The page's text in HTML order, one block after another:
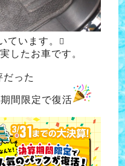
ています。 
したお車です。
だった
間限定で復活